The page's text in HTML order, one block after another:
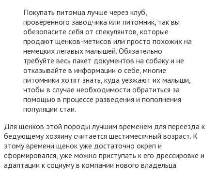
Покупать питомца лучше через клуб,
проверенного заводчика или питомник, так вы
обезопасите себя от спекулянтов, которые
продают щенков-метисов или просто похожих на
немецких легавых малышей. Обязательно
требуйте весь пакет документов на собаку и не
отказывайте в информации о себе, многие
питомники хотят знать, куда уезжают их малыши,
чтобы в случае необходимости обратиться за
помощью в процессе разведения и пополнения
популяции стаи.
Для щенков этой породы лучшим временем для переезда к
бедующему хозяину считается шестимесячный возраст. К
этому времени щенок уже достаточно окреп и
сформировался, уже можно приступать к его дрессировке и
адаптации к социуму в компании нового владельца.